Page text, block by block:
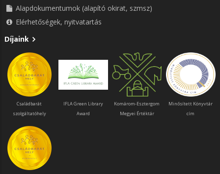
Alapdokumentumok (alapító okirat, szmsz)
Elérhetőségek, nyitvatartás
Díjaink
Családbarát
szolgáltatóhely
IFLA Green Library
Award
Komárom-Esztergom
Megyei Értéktár
Minősített Könyvtár
cím